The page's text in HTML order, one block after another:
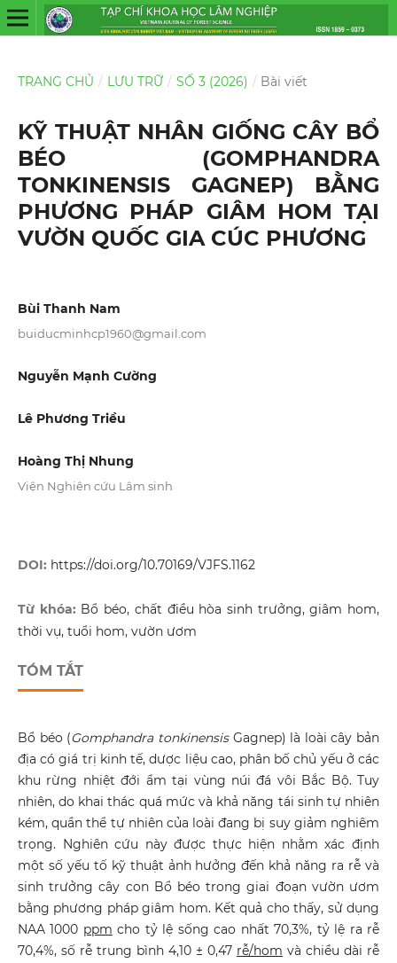
TRANG CHỦ / LƯU TRỮ / SỐ 3 (2026) / Bài viết
KỸ THUẬT NHÂN GIỐNG CÂY BỔ
BÉO (GOMPHANDRA
TONKINENSIS GAGNEP) BẰNG
PHƯƠNG PHÁP GIÂM HOM TẠI
VƯỜN QUỐC GIA CÚC PHƯƠNG
Bùi Thanh Nam
buiducminhcp1960@gmail.com
Nguyễn Mạnh Cường
Lê Phương Triều
Hoàng Thị Nhung
Viện Nghiên cứu Lâm sinh
DOI: https://doi.org/10.70169/VJFS.1162
Từ khóa: Bổ béo, chất điều hòa sinh trưởng, giâm hom,
thời vụ, tuổi hom, vườn ươm
TÓM TẮT
Bổ béo (Gomphandra tonkinensis Gagnep) là loài cây bản
địa có giá trị kinh tế, dược liệu cao, phân bố chủ yếu ở các
khu rừng nhiệt đới ẩm tại vùng núi đá vôi Bắc Bộ. Tuy
nhiên, do khai thác quá mức và khả năng tái sinh tự nhiên
kém, quần thể tự nhiên của loài đang bị suy giảm nghiêm
trọng. Nghiên cứu này được thực hiện nhằm xác định
một số yếu tố kỹ thuật ảnh hưởng đến khả năng ra rễ và
sinh trưởng cây con Bổ béo trong giai đoạn vườn ươm
bằng phương pháp giâm hom. Kết quả cho thấy, sử dụng
NAA 1000 ppm cho tỷ lệ sống cao nhất 70,3%, tỷ lệ ra rễ
70,4%, số rễ trung bình 4,10 ± 0,47 rễ/hom và chiều dài rễ